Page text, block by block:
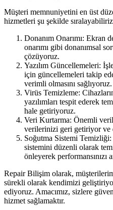
Müşteri memnuniyetini en üst
hizmetleri şu şekilde
Donanım Onarımı: Ekran
onarımı gibi donanımsal
çözüyoruz.
Yazılım Güncellemeleri:
için güncellemeleri takip
verimli olmasını sağlıyoruz.
Virüs Temizleme:
yazılımları tespit ederek
hale getiriyoruz.
Veri Kurtarma: Önemli
verilerinizi geri getiriyor
Soğutma Sistemi Temizliği:
sistemini düzenli olarak
önleyerek performansınızı
Repair Bilişim olarak,
sürekli olarak kendimizi
ediyoruz. Amacımız, sizlere
hizmet sağlamaktır.